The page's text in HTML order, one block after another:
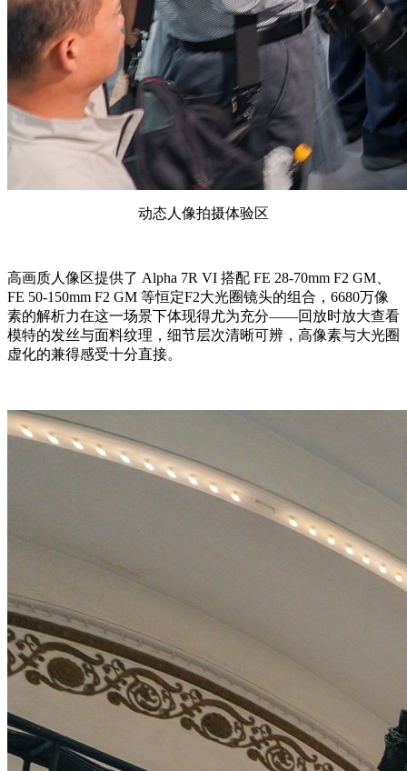
动态人像拍摄体验区
高画质人像区提供了 Alpha 7R VI 搭配 FE 28-70mm F2 GM、
FE 50-150mm F2 GM 等恒定F2大光圈镜头的组合，6680万像
素的解析力在这一场景下体现得尤为充分——回放时放大查看
模特的发丝与面料纹理，细节层次清晰可辨，高像素与大光圈
虚化的兼得感受十分直接。